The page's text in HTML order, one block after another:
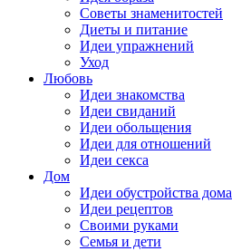
Советы знаменитостей
Диеты и питание
Идеи упражнений
Уход
Любовь
Идеи знакомства
Идеи свиданий
Идеи обольщения
Идеи для отношений
Идеи секса
Дом
Идеи обустройства дома
Идеи рецептов
Своими руками
Семья и дети